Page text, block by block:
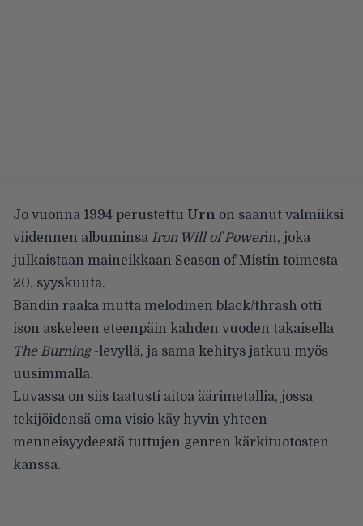
Jo vuonna 1994 perustettu Urn on saanut valmiiksi
viidennen albuminsa Iron Will of Powerin, joka
julkaistaan maineikkaan Season of Mistin toimesta
20. syyskuuta.
Bändin raaka mutta melodinen black/thrash otti
ison askeleen eteenpäin kahden vuoden takaisella
The Burning-levyllä, ja sama kehitys jatkuu myös
uusimmalla.
Luvassa on siis taatusti aitoa äärimetallia, jossa
tekijöidensä oma visio käy hyvin yhteen
menneisyydeestä tuttujen genren kärkituotosten
kanssa.